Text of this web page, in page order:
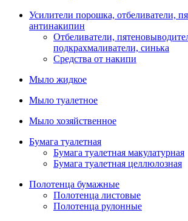
Усилители порошка, отбеливатели,
антинакипин
Отбеливатели,
подкрахмаливатели, синька
Средства от накипи
Мыло жидкое
Мыло туалетное
Мыло хозяйственное
Бумага туалетная
Бумага туалетная макулатурная
Бумага туалетная целлюлозная
Полотенца бумажные
Полотенца листовые
Полотенца рулонные